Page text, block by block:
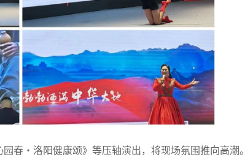
春・洛阳健康颂》等压轴演出，将现场氛围推向高潮。